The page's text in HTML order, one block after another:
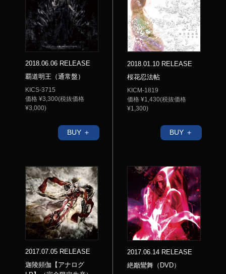
2018.06.06 RELEASE
覇道明王（通常盤）
KICS-3715
価格 ¥3,300(税抜価格
¥3,000)
BUY ＋
2018.01.10 RELEASE
桜花忍法帖
KICM-1819
価格 ¥1,430(税抜価格
¥1,300)
BUY ＋
2017.07.05 RELEASE
迦陵頻伽【アナログ
2017.06.14 RELEASE
絶巓鸞舞（DVD）